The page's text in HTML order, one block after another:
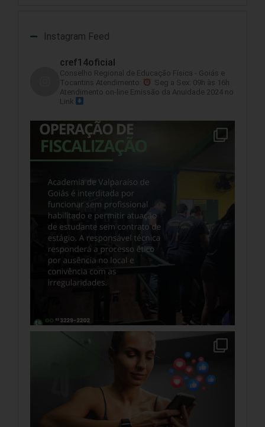
Instagram Feed
cref14oficial
Conselho Regional de Educação Física - Goiás e
Tocantins Atendimento:
Seg a Sex: 09h às 16h
Atendimento on-line Emissão da Anuidade 2024 no
Link